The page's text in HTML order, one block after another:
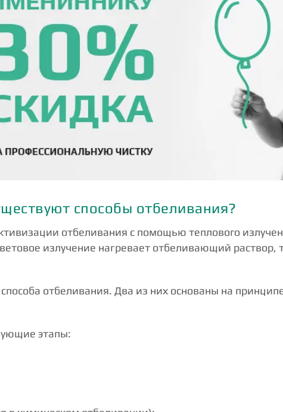
способы отбеливания?
отбеливания с помощью теплового
излучение нагревает отбеливающий раствор,
отбеливания. Два из них основаны на
этапы: